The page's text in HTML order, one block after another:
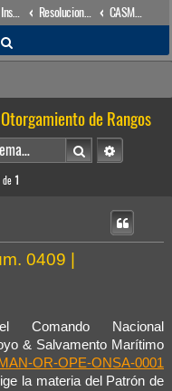
Gaceta Institucional Resoluciones
CASMAR/COMNACIONAL
u
c
a
r
de Rangos
BuscarBúsqueda
de 1
0409 |
Nacional
& Salvamento Marítimo
MAN-OR-OPE-ONSA-0001
la materia del Patrón de